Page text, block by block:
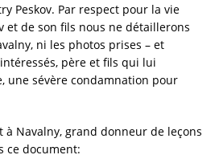
Peskov. Par respect pour la vie
et de son fils nous ne détaillerons
ni les photos prises – et
père et fils qui lui
une sévère condamnation pour
Navalny, grand donneur de leçons
ce document: